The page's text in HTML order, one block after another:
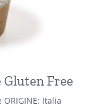
Gluten Free
Italia